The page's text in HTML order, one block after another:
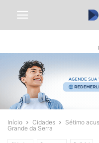
Início Cidades
Sétimo
Grande da Serra